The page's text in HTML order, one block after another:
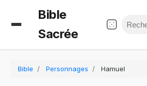
Bible
Sacrée
Bible Personnages Hamuel